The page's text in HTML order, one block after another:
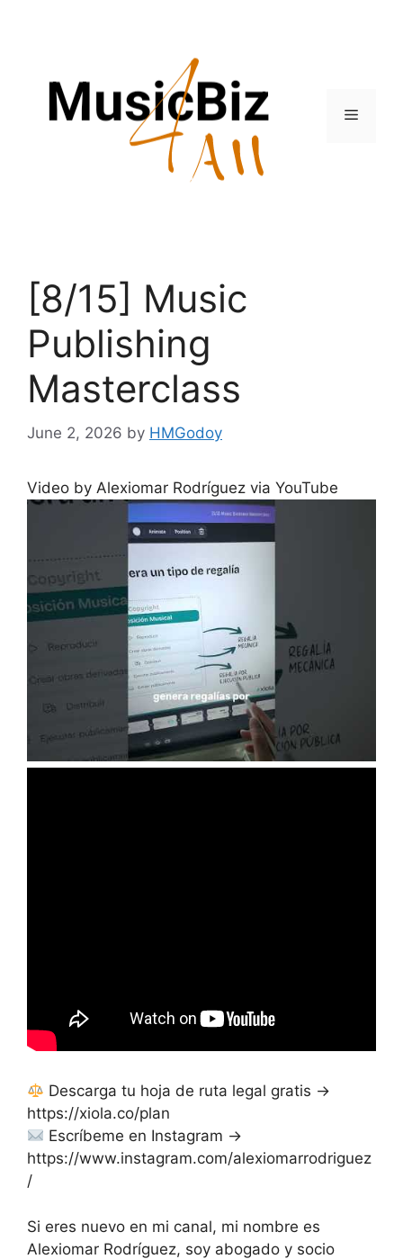
Menu
[8/15] Music
Publishing
Masterclass
June 2, 2026 by HMGodoy
Video by Alexiomar Rodríguez via YouTube
Descarga tu hoja de ruta legal gratis →
https://xiola.co/plan
Escríbeme en Instagram →
https://www.instagram.com/alexiomarrodriguez
/
Si eres nuevo en mi canal, mi nombre es
Alexiomar Rodríguez, soy abogado y socio